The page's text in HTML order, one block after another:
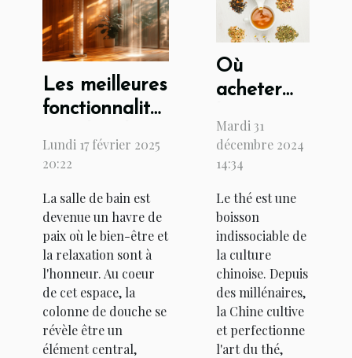
Les meilleures
fonctionnalités
dans une
douche
Lundi 17 février 2025
20:22
La salle de bain est
devenue un havre de
paix où le bien-être et
la relaxation sont à
l'honneur. Au coeur
de cet espace, la
colonne de douche se
révèle être un
élément central,
Où
acheter
meilleurs
thés de
Mardi 31
décembre 2024
14:34
Le thé est une
boisson
indissociable de
la culture
chinoise. Depuis
des millénaires,
la Chine cultive
et perfectionne
l'art du thé,